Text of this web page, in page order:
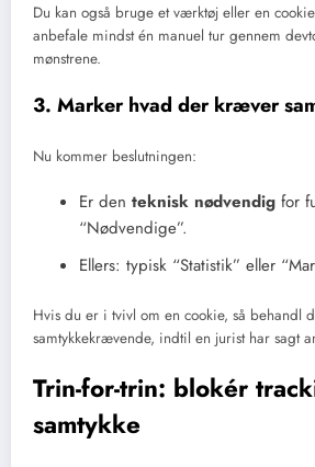
Du kan også bruge et værktøj eller en
anbefale mindst én manuel tur gennem
mønstrene.
3. Marker hvad der kræver
Nu kommer beslutningen:
Er den teknisk nødvendig for
“Nødvendige”.
Ellers: typisk “Statistik” eller
Hvis du er i tvivl om en cookie, så behandl
samtykkekrævende, indtil en jurist har sagt
Trin-for-trin: blokér
samtykke